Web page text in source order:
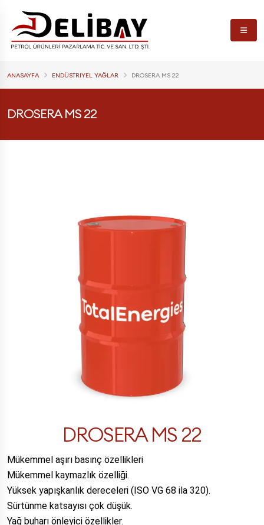
ANASAYFA ENDÜSTRIYEL YAĞLAR DROSERA MS 22
DROSERA MS 22
DROSERA MS 22
Mükemmel aşırı basınç özellikleri
Mükemmel kaymazlık özelliği.
Yüksek yapışkanlık dereceleri (ISO VG 68 ila 320).
Sürtünme katsayısı çok düşük.
Yağ buharı önleyici özellikler.